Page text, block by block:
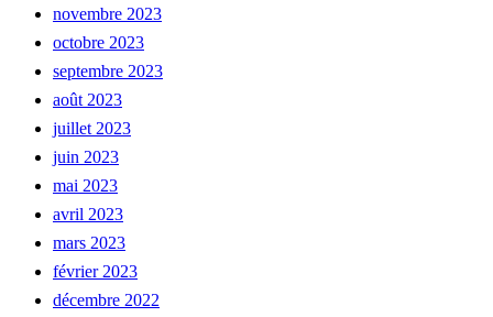
novembre 2023
octobre 2023
septembre 2023
août 2023
juillet 2023
juin 2023
mai 2023
avril 2023
mars 2023
février 2023
décembre 2022